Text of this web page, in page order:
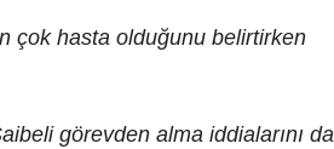
çok hasta olduğunu belirtirken
görevden alma iddialarını da